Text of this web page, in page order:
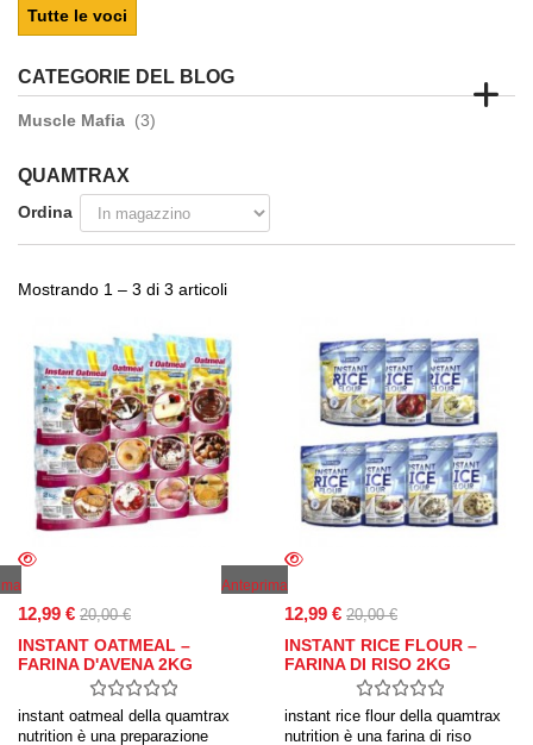
Tutte le voci
CATEGORIE DEL BLOG
Muscle Mafia (3)
QUAMTRAX
Ordina
Mostrando 1 – 3 di 3 articoli
12,99 € 20,00 €
INSTANT OATMEAL –
FARINA D'AVENA 2KG
instant oatmeal della quamtrax
nutrition è una preparazione
Anteprima
12,99 € 20,00 €
INSTANT RICE FLOUR –
FARINA DI RISO 2KG
instant rice flour della quamtrax
nutrition è una farina di riso